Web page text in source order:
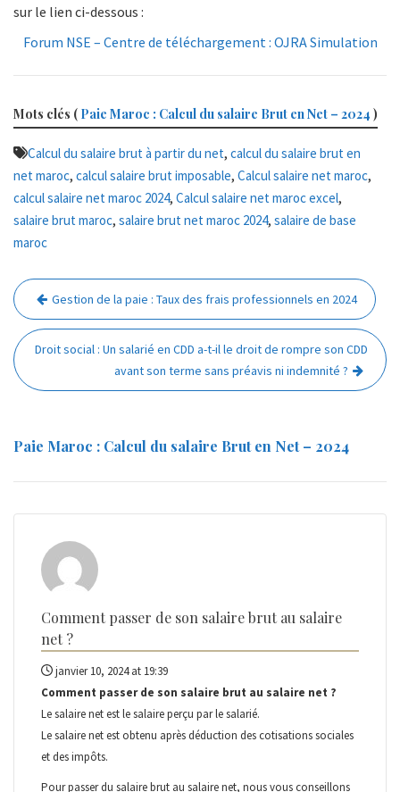
sur le lien ci-dessous :
Forum NSE – Centre de téléchargement : OJRA Simulation
Mots clés ( Paie Maroc : Calcul du salaire Brut en Net – 2024 )
Calcul du salaire brut à partir du net, calcul du salaire brut en
net maroc, calcul salaire brut imposable, Calcul salaire net maroc,
calcul salaire net maroc 2024, Calcul salaire net maroc excel,
salaire brut maroc, salaire brut net maroc 2024, salaire de base
maroc
Navigation
de
l’article
Gestion de la paie : Taux des frais professionnels en 2024
Droit social : Un salarié en CDD a-t-il le droit de rompre son CDD
avant son terme sans préavis ni indemnité ?
Paie Maroc : Calcul du salaire Brut en Net – 2024
Comment passer de son salaire brut au salaire
net ?
janvier 10, 2024 at 19:39
Comment passer de son salaire brut au salaire net ?
Le salaire net est le salaire perçu par le salarié.
Le salaire net est obtenu après déduction des cotisations sociales
et des impôts.
Pour passer du salaire brut au salaire net, nous vous conseillons